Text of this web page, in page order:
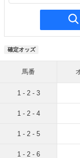
確定オッズ
馬番
1 - 2 - 3
1 - 2 - 4
1 - 2 - 5
1 - 2 - 6